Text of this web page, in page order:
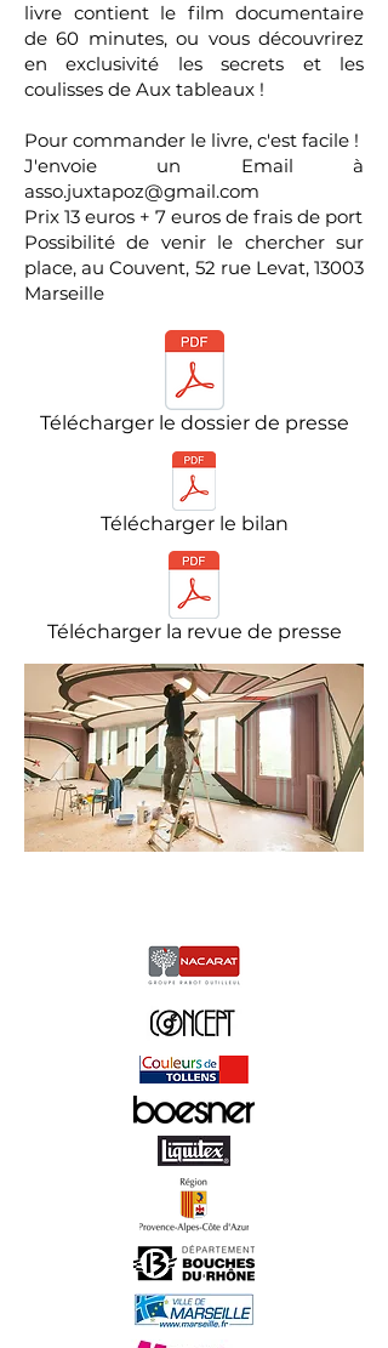
livre contient le film documentaire
de 60 minutes, ou vous découvrirez
en exclusivité les secrets et les
coulisses de Aux tableaux !
Pour commander le livre, c'est facile !
J'envoie un Email à
asso.juxtapoz@gmail.com
Prix 13 euros + 7 euros de frais de port
Possibilité de venir le chercher sur
place, au Couvent, 52 rue Levat, 13003
Marseille
Télécharger le dossier de presse
Télécharger le bilan
Télécharger la revue de presse